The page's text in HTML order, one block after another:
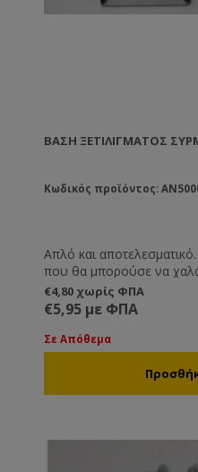
ΒΆΣΗ ΞΕΤΙΛΊΓΜΑΤΟΣ
Κωδικός προϊόντος:
Απλό και
που θα μπορούσε να
πρόβλημα. Κατάλληλο για
€4,80 χωρίς ΦΠΑ
€5,95 με ΦΠΑ
Σε Απόθεμα